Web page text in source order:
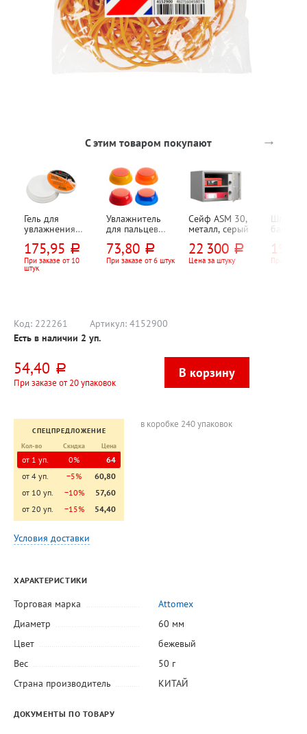
С этим товаром покупают →
Гель для
увлажнения
25г
175,95 руб.
При заказе от 10
штук
Увлажнитель
для пальцев
СТАММ, ассорти
73,80 руб.
При заказе от 6 штук
Сейф ASM 30,
металл, серый
22 300 руб.
Цена за штуку
Шпагат
150м,
кгс
При
Код: 222261 Артикул: 4152900
Есть в наличии 2 уп.
54,40 руб.
При заказе от 20 упаковок
СПЕЦПРЕДЛОЖЕНИЕ
Кол-во
Скидка Цена
от 1 уп. 0%
64
от 4 уп.
−5%
60,80
от 10 уп.
−10%
57,60
от 20 уп.
−15% 54,40
в коробке 240 упаковок
Условия доставки
ХАРАКТЕРИСТИКИ
Торговая марка
Attomex
Диаметр
60 мм
Цвет
бежевый
Вес
50 г
Страна производитель
КИТАЙ
ДОКУМЕНТЫ ПО ТОВАРУ